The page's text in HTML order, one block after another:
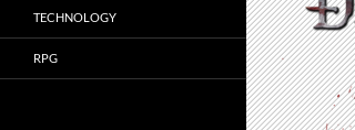
TECHNOLOGY
RPG